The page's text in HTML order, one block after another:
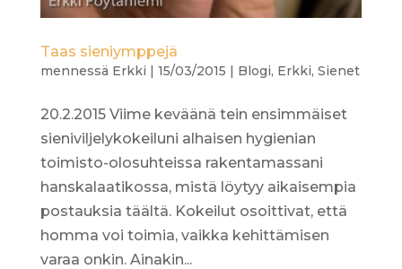
Taas sieniymppejä
mennessä Erkki | 15/03/2015 | Blogi, Erkki, Sienet
20.2.2015 Viime keväänä tein ensimmäiset
sieniviljelykokeiluni alhaisen hygienian
toimisto-olosuhteissa rakentamassani
hanskalaatikossa, mistä löytyy aikaisempia
postauksia täältä. Kokeilut osoittivat, että
homma voi toimia, vaikka kehittämisen
varaa onkin. Ainakin...